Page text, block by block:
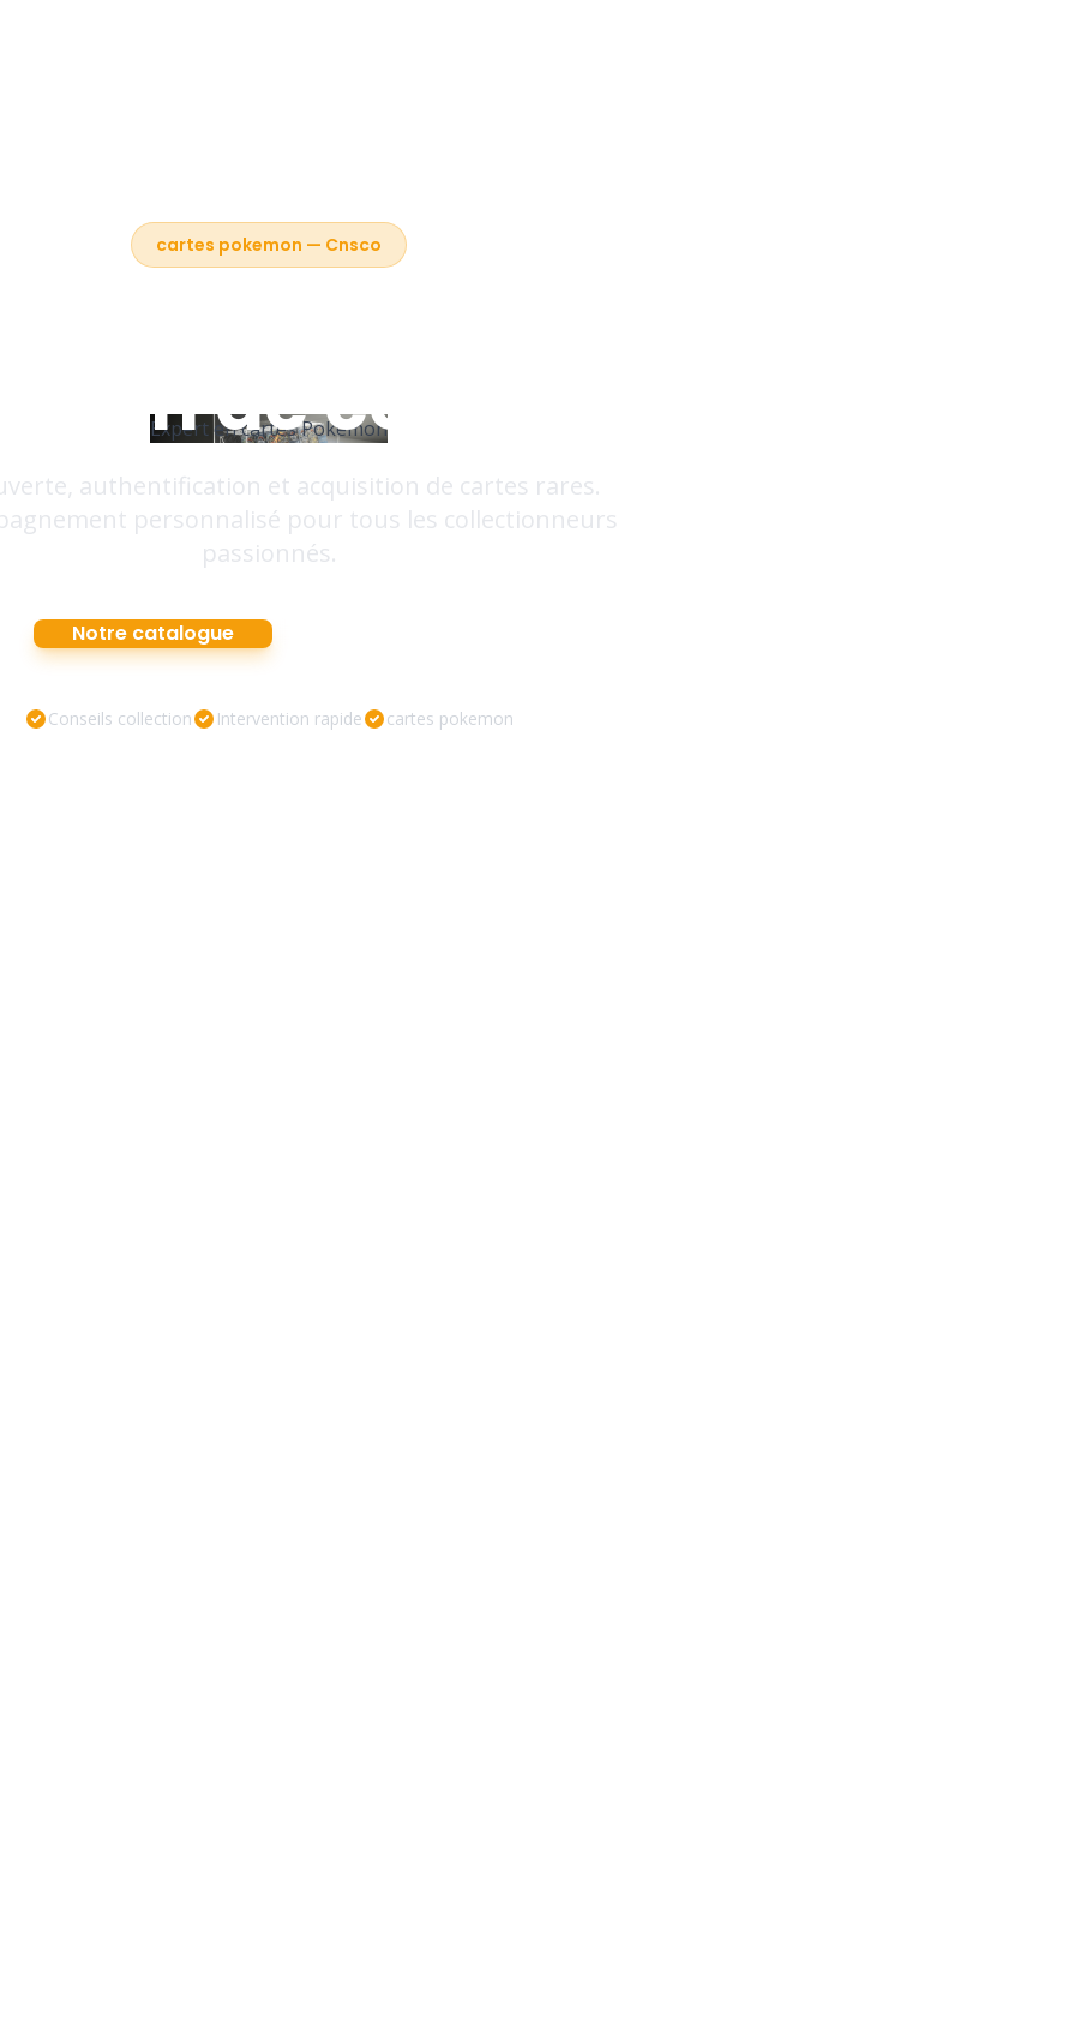
Expert en cartes Pokémon
cartes pokemon — Cnsco
de collection
authentification et acquisition de cartes rares.
personnalisé pour tous les collectionneurs
passionnés.
Notre catalogue
Conseils collection Intervention rapide cartes pokemon